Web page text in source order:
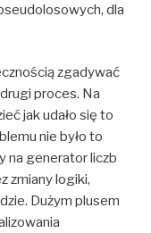
dla
zgadywać
proces. Na
jak udało się to
nie było to
na generator liczb
zmiany logiki,
Dużym plusem